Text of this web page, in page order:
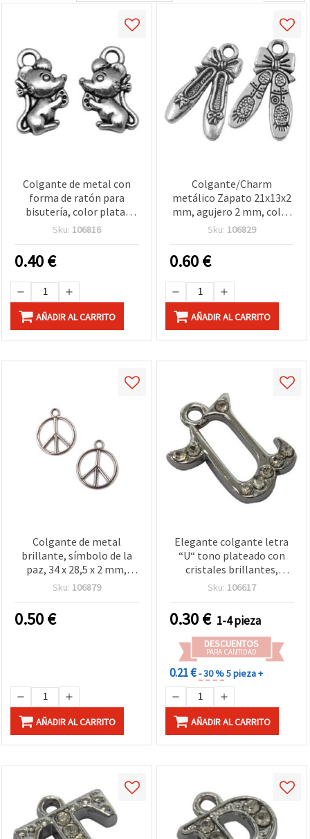
Colgante de metal con
forma de ratón para
bisutería, color plata,
12x7x2 mm, agujero de 2
Sku: 106816
0.40€
AÑADIR AL CARRITO
Colgante/Charm
metálico Zapato 21x13x2
mm, agujero 2 mm, color
plata antigua - 10 piezas
Sku: 106829
0.60€
AÑADIR AL CARRITO
Colgante de metal
brillante, símbolo de la
paz, 34 x 28,5 x 2 mm,
agujero de 4 mm, color
Sku: 106879
0.50€
AÑADIR AL CARRITO
Elegante colgante letra
“U“ tono plateado con
cristales brillantes,
18x15x2,5 mm, orificio 1,5
bisutería con iniciales y
manualidades DIY
Sku: 106617
0.30€ 1-4 pieza
DESCUENTOS
PARA CANTIDAD
0.21 €- 30 %5 pieza +
AÑADIR AL CARRITO